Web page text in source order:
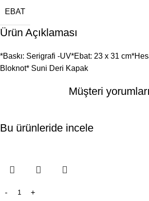
EBAT
Ürün Açıklaması
*Baskı: Serigrafi -UV*Ebat: 23 x 31
Bloknot* Suni Deri Kapak
Müşteri yorumları
Bu ürünleride incele